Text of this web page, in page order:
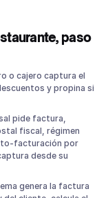
paso
o cajero captura el
y propina si
pide factura,
fiscal, régimen
facturación por
desde su
genera la factura